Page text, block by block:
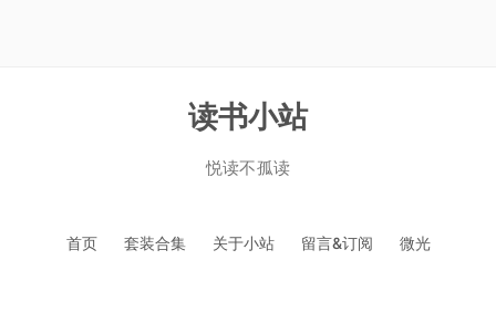
读书小站
悦读不孤读
首页 套装合集 关于小站 留言&订阅 微光